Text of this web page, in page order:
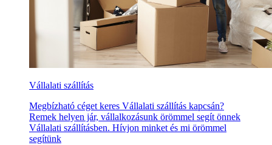
Vállalati szállítás
Megbízható céget keres Vállalati szállítás kapcsán?
Remek helyen jár, vállalkozásunk örömmel segít önnek
Vállalati szállításben. Hívjon minket és mi örömmel
segítünk